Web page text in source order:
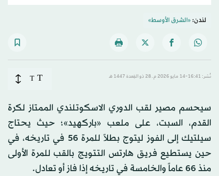
لندن:«الشرق الأوسط»
نُشر: 16:41-14 مايو 2026 م ـ 28 ذو القِعدة 1447 هـ T
T
سيحسم مصير لقب الدوري الاسكوتلندي الممتاز لكرة
القدم، السبت، على ملعب «باركهيد»؛ حيث يحتاج
سيلتيك إلى الفوز ليتوج بطلاً للمرة 56 في تاريخه، في
حين يستطيع فريق هارتس التتويج بالقب للمرة الأولى
منذ 66 عاماً والخامسة في تاريخه إذا فاز أو تعادل.